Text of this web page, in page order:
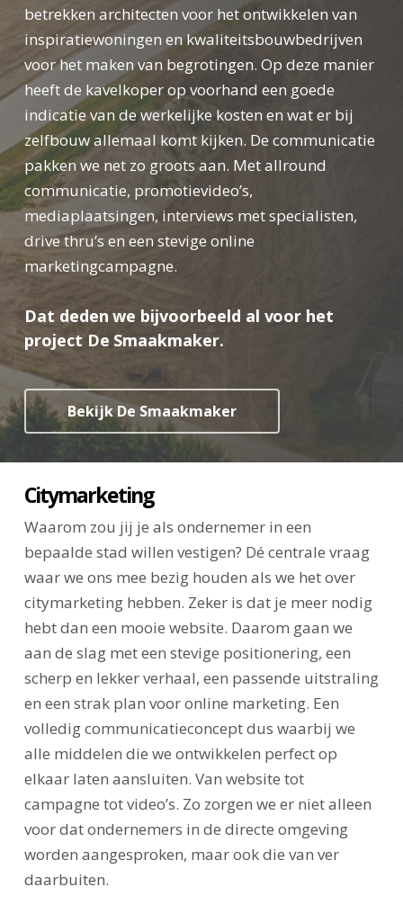
betrekken architecten voor het ontwikkelen van
inspiratiewoningen en kwaliteitsbouwbedrijven
voor het maken van begrotingen. Op deze manier
heeft de kavelkoper op voorhand een goede
indicatie van de werkelijke kosten en wat er bij
zelfbouw allemaal komt kijken. De communicatie
pakken we net zo groots aan. Met allround
communicatie, promotievideo’s,
mediaplaatsingen, interviews met specialisten,
drive thru’s en een stevige online
marketingcampagne.
Dat deden we bijvoorbeeld al voor het
project De Smaakmaker.
Bekijk De Smaakmaker
Citymarketing
Waarom zou jij je als ondernemer in een
bepaalde stad willen vestigen? Dé centrale vraag
waar we ons mee bezig houden als we het over
citymarketing hebben. Zeker is dat je meer nodig
hebt dan een mooie website. Daarom gaan we
aan de slag met een stevige positionering, een
scherp en lekker verhaal, een passende uitstraling
en een strak plan voor online marketing. Een
volledig communicatieconcept dus waarbij we
alle middelen die we ontwikkelen perfect op
elkaar laten aansluiten. Van website tot
campagne tot video’s. Zo zorgen we er niet alleen
voor dat ondernemers in de directe omgeving
worden aangesproken, maar ook die van ver
daarbuiten.